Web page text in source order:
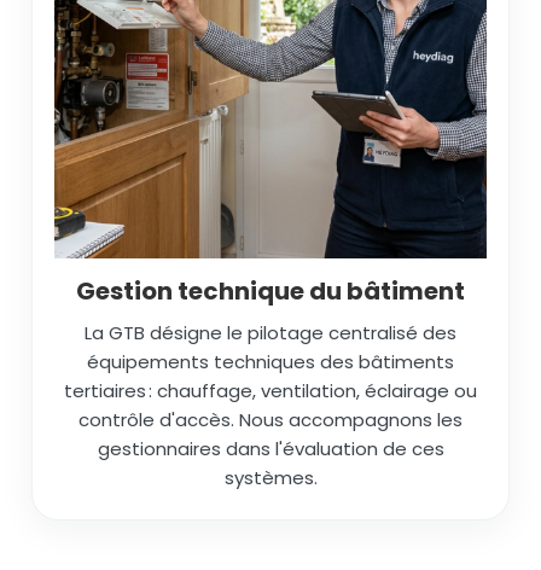
Gestion technique du bâtiment
La GTB désigne le pilotage centralisé des
équipements techniques des bâtiments
tertiaires : chauffage, ventilation, éclairage ou
contrôle d'accès. Nous accompagnons les
gestionnaires dans l'évaluation de ces
systèmes.